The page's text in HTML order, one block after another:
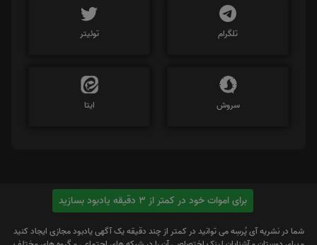
تلگرام توئیتر
سروش ایتا
برای اموات خود در کمتر از 3 دقیقه یادبود بسازید
شما در نشریه آی پُرسِه می توانید در کمتر از چند دقیقه یک آگهی یادبود مجازی ایجاد کنید